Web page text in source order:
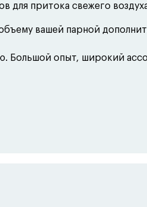
для притока свежего
вашей парной
Большой опыт, широкий